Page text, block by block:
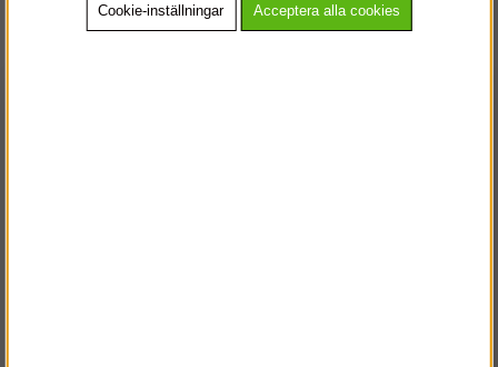
Cookie-inställningar Acceptera alla cookies